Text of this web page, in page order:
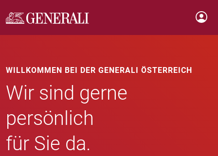
WILLKOMMEN BEI DER GENERALI ÖSTERREICH
Wir sind gerne
persönlich
für Sie da.